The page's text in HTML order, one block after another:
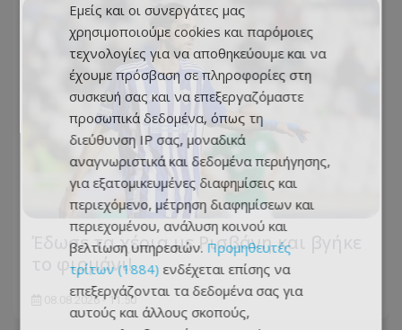
Έδωσε τα χέρια με Ρισβάνη και βγήκε
το φιρμάνι!
08.08.2026 - 11:50
Εμείς και οι συνεργάτες μας
χρησιμοποιούμε cookies και παρόμοιες
τεχνολογίες για να αποθηκεύουμε και να
έχουμε πρόσβαση σε πληροφορίες στη
συσκευή σας και να επεξεργαζόμαστε
προσωπικά δεδομένα, όπως τη
διεύθυνση IP σας, μοναδικά
αναγνωριστικά και δεδομένα περιήγησης,
για εξατομικευμένες διαφημίσεις και
περιεχόμενο, μέτρηση διαφημίσεων και
περιεχομένου, ανάλυση κοινού και
βελτίωση υπηρεσιών. Προμηθευτές
τρίτων (1884) ενδέχεται επίσης να
επεξεργάζονται τα δεδομένα σας για
αυτούς και άλλους σκοπούς,